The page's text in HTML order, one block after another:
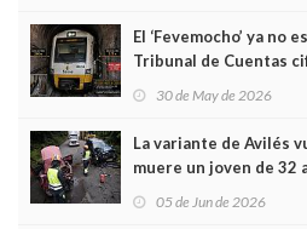
El ‘Fevemocho’ ya no
Tribunal de Cuentas
sobrecoste de los
30 de May de 2026
La variante de Avilés
muere un joven de 32
frontal
05 de Jun de 2026